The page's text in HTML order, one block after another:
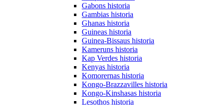
Gabons historia
Gambias historia
Ghanas historia
Guineas historia
Guinea-Bissaus historia
Kameruns historia
Kap Verdes historia
Kenyas historia
Komorernas historia
Kongo-Brazzavilles historia
Kongo-Kinshasas historia
Lesothos historia